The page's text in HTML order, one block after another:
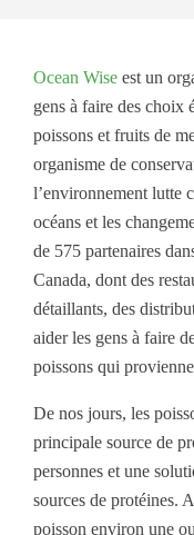
Ocean Wise est un
gens à faire des choix
poissons et fruits de
organisme de
l’environnement lutte
océans et les
de 575 partenaires
Canada, dont des
détaillants, des
aider les gens à faire
poissons qui
De nos jours, les
principale source de
personnes et une
sources de protéines.
poisson environ une